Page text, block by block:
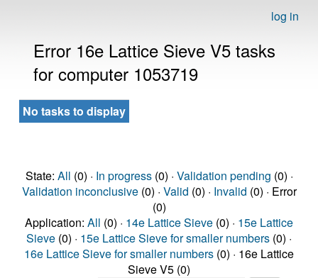
log in
Error 16e Lattice Sieve V5 tasks
for computer 1053719
No tasks to display
State: All (0) · In progress(0) · Validation pending (0) ·
Validation inconclusive(0) · Valid (0) · Invalid (0) · Error
(0)
Application: All (0) · 14e Lattice Sieve (0) · 15e Lattice
Sieve (0) · 15e Lattice Sieve for smaller numbers (0) ·
16e Lattice Sieve for smaller numbers (0) · 16e Lattice
Sieve V5 (0)